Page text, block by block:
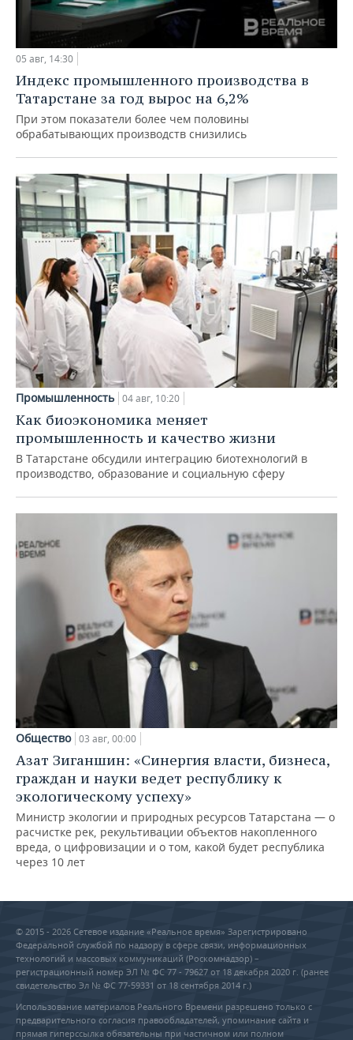
05 авг, 14:30
Индекс промышленного производства в
Татарстане за год вырос на 6,2%
При этом показатели более чем половины
обрабатывающих производств снизились
Промышленность 04 авг, 10:20
Как биоэкономика меняет
промышленность и качество жизни
В Татарстане обсудили интеграцию биотехнологий в
производство, образование и социальную сферу
Общество 03 авг, 00:00
Азат Зиганшин: «Синергия власти, бизнеса,
граждан и науки ведет республику к
экологическому успеху»
Министр экологии и природных ресурсов Татарстана — о
расчистке рек, рекультивации объектов накопленного
вреда, о цифровизации и о том, какой будет республика
через 10 лет
© 2015 - 2026 Сетевое издание «Реальное время» Зарегистрировано
Федеральной службой по надзору в сфере связи, информационных
технологий и массовых коммуникаций (Роскомнадзор) –
регистрационный номер ЭЛ № ФС 77 - 79627 от 18 декабря 2020 г. (ранее
свидетельство Эл № ФС 77-59331 от 18 сентября 2014 г.)
Использование материалов Реального Времени разрешено только с
предварительного согласия правообладателей, упоминание сайта и
прямая гиперссылка обязательны при частичном или полном